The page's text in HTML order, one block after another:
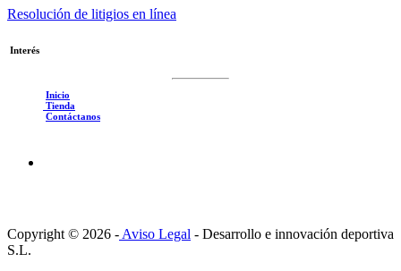
Resolución de litigios en línea
Interés
Inicio
Tienda
Contáctanos
Copyright © 2026 - Aviso Legal - Desarrollo e innovación deportiva
S.L.